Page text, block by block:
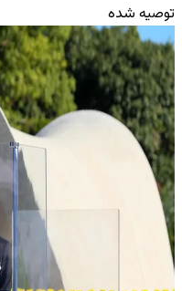
توصیه شده